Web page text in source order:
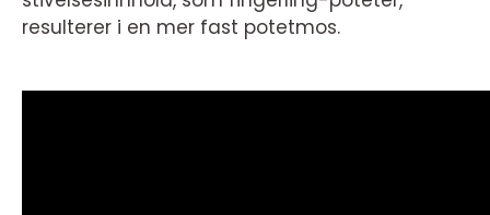
resulterer i en mer fast potetmos.